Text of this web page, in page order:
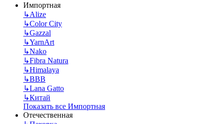
Импортная
↳Alize
↳Color City
↳Gazzal
↳YarnArt
↳Nako
↳Fibra Natura
↳Himalaya
↳BBB
↳Lana Gatto
↳Китай
Показать все Импортная
Отечественная